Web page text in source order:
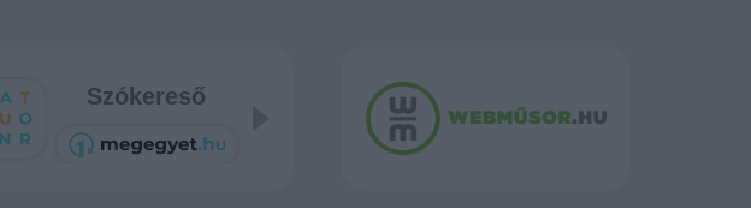
Szókereső Tetris